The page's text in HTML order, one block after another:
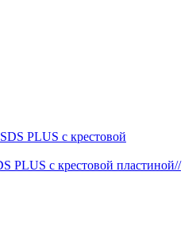
PLUS c крестовой пластиной//